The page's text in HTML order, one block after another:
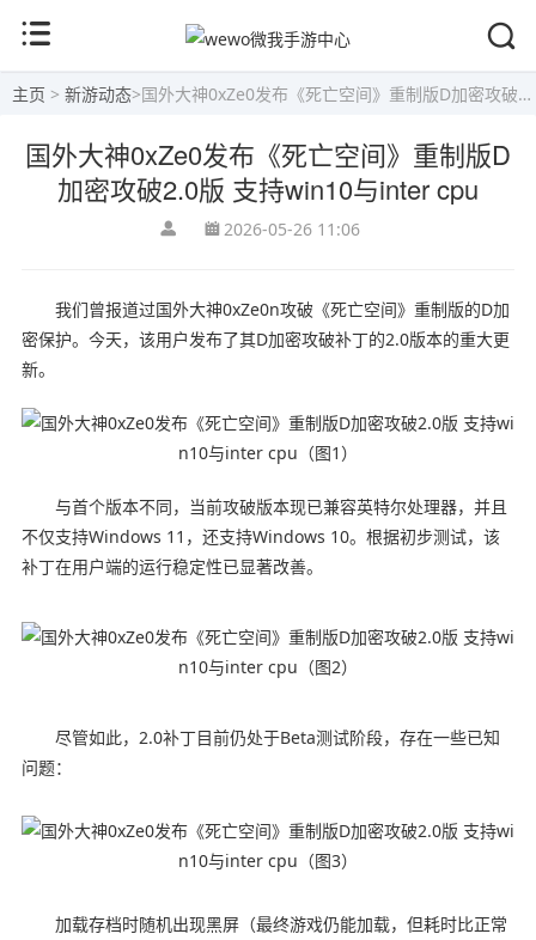
主页 > 新游动态>国外大神0xZe0发布《死亡空间》重制版D加密攻破2.0版 支持win10与inter cpu
国外大神0xZe0发布《死亡空间》重制版D
加密攻破2.0版 支持win10与inter cpu
2026-05-26 11:06
我们曾报道过国外大神0xZe0n攻破《死亡空间》重制版的D加
密保护。今天，该用户发布了其D加密攻破补丁的2.0版本的重大更
新。
与首个版本不同，当前攻破版本现已兼容英特尔处理器，并且
不仅支持Windows 11，还支持Windows 10。根据初步测试，该
补丁在用户端的运行稳定性已显著改善。
尽管如此，2.0补丁目前仍处于Beta测试阶段，存在一些已知
问题：
加载存档时随机出现黑屏（最终游戏仍能加载，但耗时比正常